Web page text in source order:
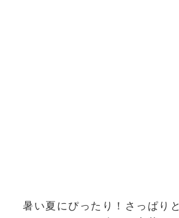
暑い夏にぴったり！さっぱり